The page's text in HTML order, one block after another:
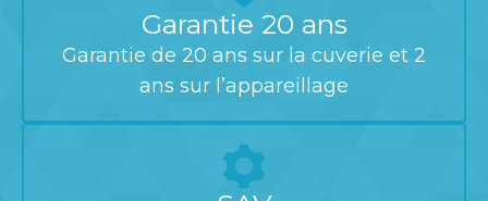
Garantie 20 ans
Garantie de 20 ans sur la cuverie et 2
ans sur l’appareillage